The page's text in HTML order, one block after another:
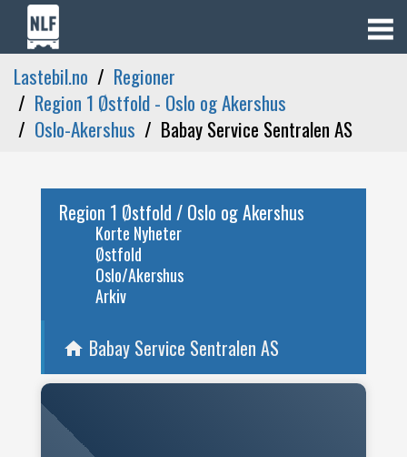
Lastebil.no
Regioner
Region 1 Østfold - Oslo og Akershus
Oslo-Akershus
Babay Service Sentralen AS
Region 1 Østfold / Oslo og Akershus
Korte Nyheter
Østfold
Oslo/Akershus
Arkiv
home Babay Service Sentralen AS